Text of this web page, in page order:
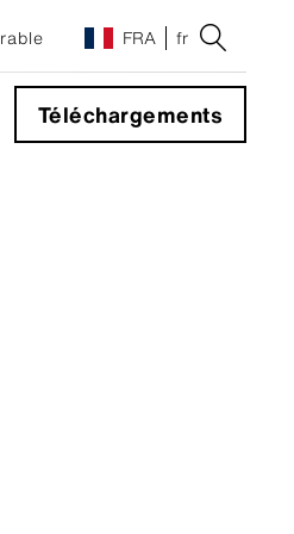
FRA fr
Téléchargements